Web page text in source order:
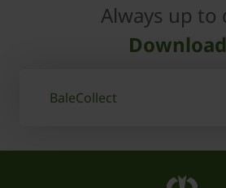
Always up to
BaleCollect